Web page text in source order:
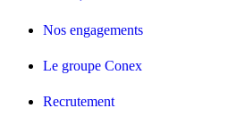
Nos engagements
Le groupe Conex
Recrutement